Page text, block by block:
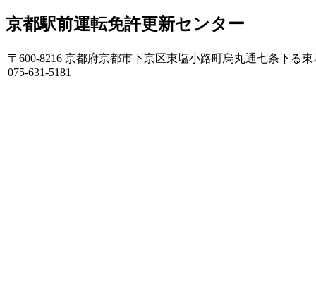
京都駅前運転免許更新センター
〒600-8216 京都府京都市下京区東塩小路町烏丸通七条下る
075-631-5181